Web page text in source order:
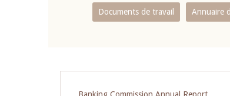
Documents de travail Annuaire